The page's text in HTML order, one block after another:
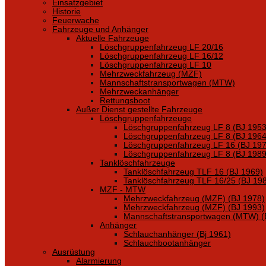
Einsatzgebiet
Historie
Feuerwache
Fahrzeuge und Anhänger
Aktuelle Fahrzeuge
Löschgruppenfahrzeug LF 20/16
Löschgruppenfahrzeug LF 16/12
Löschgruppenfahrzeug LF 10
Mehrzweckfahrzeug (MZF)
Mannschaftstransportwagen (MTW)
Mehrzweckanhänger
Rettungsboot
Außer Dienst gestellte Fahrzeuge
Löschgruppenfahrzeuge
Löschgruppenfahrzeug LF 8 (BJ
Löschgruppenfahrzeug LF 8 (BJ
Löschgruppenfahrzeug LF 16 (BJ
Löschgruppenfahrzeug LF 8 (BJ
Tanklöschfahrzeuge
Tanklöschfahrzeug TLF 16 (BJ 1969)
Tanklöschfahrzeug TLF 16/25 (BJ
MZF - MTW
Mehrzweckfahrzeug (MZF) (BJ 1978)
Mehrzweckfahrzeug (MZF) (BJ 1993)
Mannschaftstransportwagen (MTW)
Anhänger
Schlauchanhänger (Bj 1961)
Schlauchbootanhänger
Ausrüstung
Alarmierung